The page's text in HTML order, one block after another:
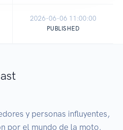
2026-06-06 11:00:00
PUBLISHED
y personas influyentes,
por el mundo de la moto.